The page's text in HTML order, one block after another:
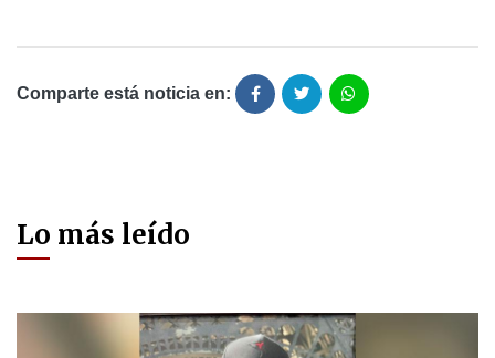
Comparte está noticia en:
Lo más leído